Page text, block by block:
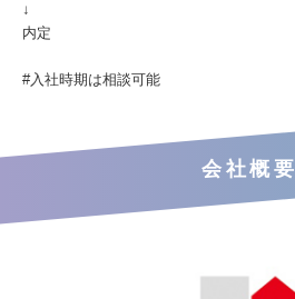
↓
内定
#入社時期は相談可能
会社概要